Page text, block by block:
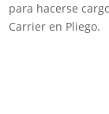
para hacerse
Carrier en Pliego.